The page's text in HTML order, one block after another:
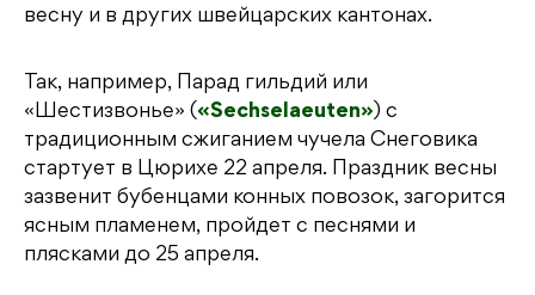
весну и в других швейцарских кантонах.
Так, например, Парад гильдий или
«Шестизвонье» («Sechselaeuten») с
традиционным сжиганием чучела Снеговика
стартует в Цюрихе 22 апреля. Праздник весны
зазвенит бубенцами конных повозок, загорится
ясным пламенем, пройдет с песнями и
плясками до 25 апреля.